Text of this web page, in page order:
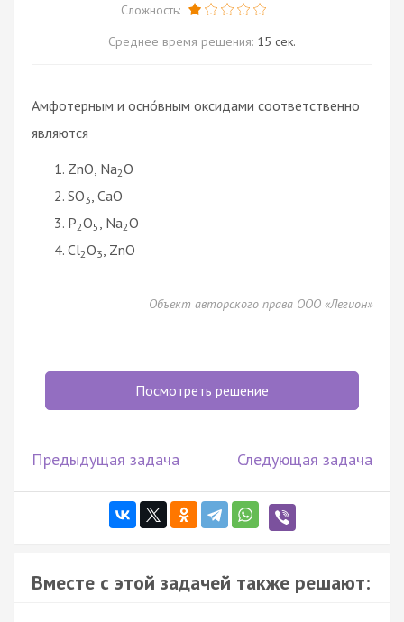
Сложность:
Среднее время решения: 15 сек.
Амфотерным и осно́вным оксидами соответственно
являются
ZnO, Na2O
SO3 , CaO
P2O5 , Na2O
Cl2O3 , ZnO
Объект авторского права ООО «Легион»
Посмотреть решение
Предыдущая задача Следующая задача
Вместе с этой задачей также решают: